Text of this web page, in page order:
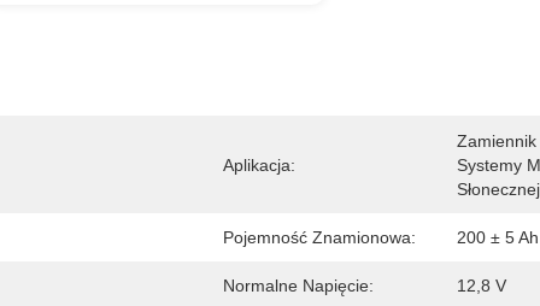
Aplikacja:
Zamiennik
Systemy
Słonecznej
Pojemność Znamionowa: 200 ± 5
Normalne Napięcie: 12,8 V